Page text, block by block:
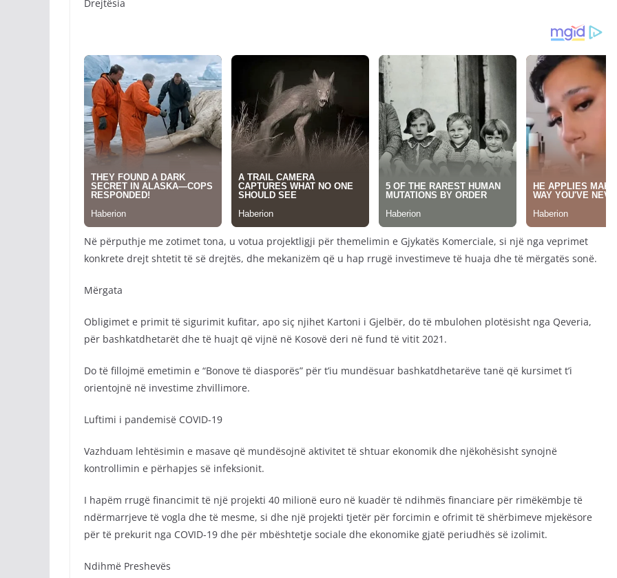
Drejtësia
Në përputhje me zotimet tona, u votua projektligji për themelimin e Gjykatës Komerciale, si një nga veprimet
konkrete drejt shtetit të së drejtës, dhe mekanizëm që u hap rrugë investimeve të huaja dhe të mërgatës sonë.
Mërgata
Obligimet e primit të sigurimit kufitar, apo siç njihet Kartoni i Gjelbër, do të mbulohen plotësisht nga Qeveria,
për bashkatdhetarët dhe të huajt që vijnë në Kosovë deri në fund të vitit 2021.
Do të fillojmë emetimin e “Bonove të diasporës” për t’iu mundësuar bashkatdhetarëve tanë që kursimet t’i
orientojnë në investime zhvillimore.
Luftimi i pandemisë COVID-19
Vazhduam lehtësimin e masave që mundësojnë aktivitet të shtuar ekonomik dhe njëkohësisht synojnë
kontrollimin e përhapjes së infeksionit.
I hapëm rrugë financimit të një projekti 40 milionë euro në kuadër të ndihmës financiare për rimëkëmbje të
ndërmarrjeve të vogla dhe të mesme, si dhe një projekti tjetër për forcimin e ofrimit të shërbimeve mjekësore
për të prekurit nga COVID-19 dhe për mbështetje sociale dhe ekonomike gjatë periudhës së izolimit.
Ndihmë Preshevës